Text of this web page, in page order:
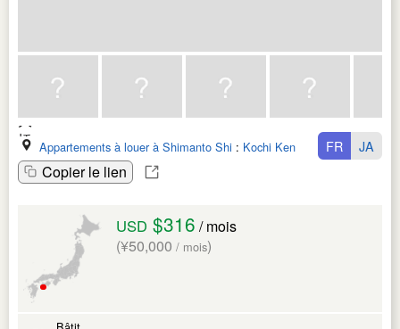
Appartements à louer à Shimanto Shi : Kochi Ken
Copier le lien
FR JA
USD $316 / mois
(¥50,000 / mois)